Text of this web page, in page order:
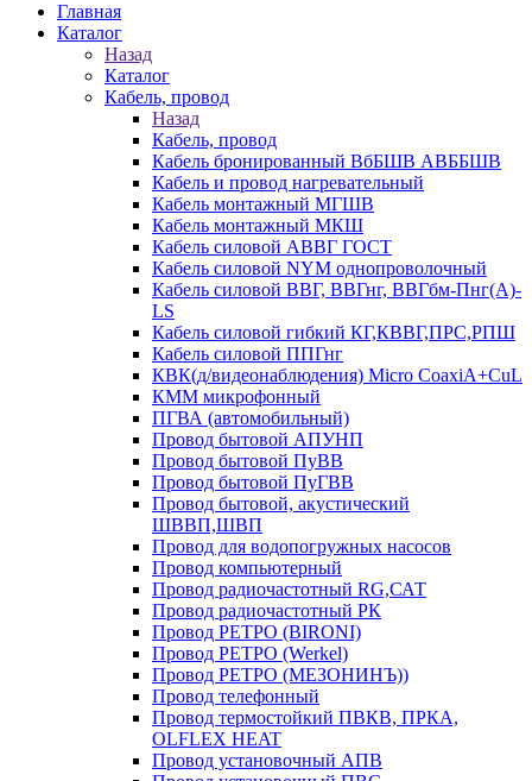
Главная
Каталог
Назад
Каталог
Кабель, провод
Назад
Кабель, провод
Кабель бронированный ВбБШВ АВББШВ
Кабель и провод нагревательный
Кабель монтажный МГШВ
Кабель монтажный МКШ
Кабель силовой АВВГ ГОСТ
Кабель силовой NYM однопроволочный
Кабель силовой ВВГ, ВВГнг, ВВГбм-Пнг(А)-
LS
Кабель силовой гибкий КГ,КВВГ,ПРС,РПШ
Кабель силовой ППГнг
КВК(д/видеонаблюдения) Micro CoaxiA+CuL
КММ микрофонный
ПГВА (автомобильный)
Провод бытовой АПУНП
Провод бытовой ПуВВ
Провод бытовой ПуГВВ
Провод бытовой, акустический
ШВВП,ШВП
Провод для водопогружных насосов
Провод компьютерный
Провод радиочастотный RG,САТ
Провод радиочастотный РК
Провод РЕТРО (BIRONI)
Провод РЕТРО (Werkel)
Провод РЕТРО (МЕЗОНИНЪ))
Провод телефонный
Провод термостойкий ПВКВ, ПРКА,
OLFLEX HEAT
Провод установочный АПВ